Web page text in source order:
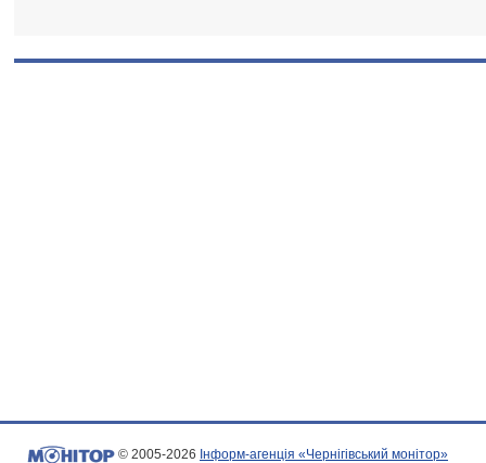
© 2005-2026 Інформ-агенція «Чернігівський монітор»